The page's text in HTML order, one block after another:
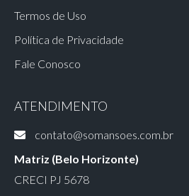
Termos de Uso
Política de Privacidade
Fale Conosco
ATENDIMENTO
contato@somansoes.com.br
Matriz (Belo Horizonte)
CRECI PJ 5678